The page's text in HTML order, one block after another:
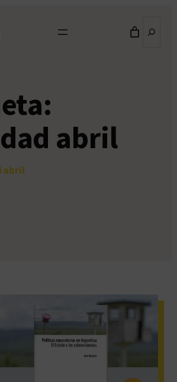
abril
abril